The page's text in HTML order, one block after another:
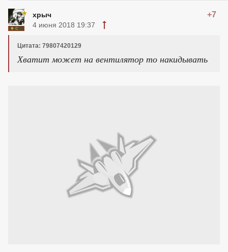
хрыч +7
4 июня 2018 19:37
Цитата: 79807420129
Хватит может на вентилятор то накидывать